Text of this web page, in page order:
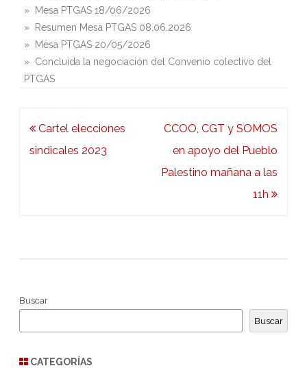
» Mesa PTGAS 18/06/2026
» Resumen Mesa PTGAS 08.06.2026
» Mesa PTGAS 20/05/2026
» Concluida la negociación del Convenio colectivo del
PTGAS
Navegación
de
Cartel elecciones
sindicales 2023
CCOO, CGT y SOMOS
en apoyo del Pueblo
Palestino mañana a las
11h
Buscar
Buscar
CATEGORÍAS